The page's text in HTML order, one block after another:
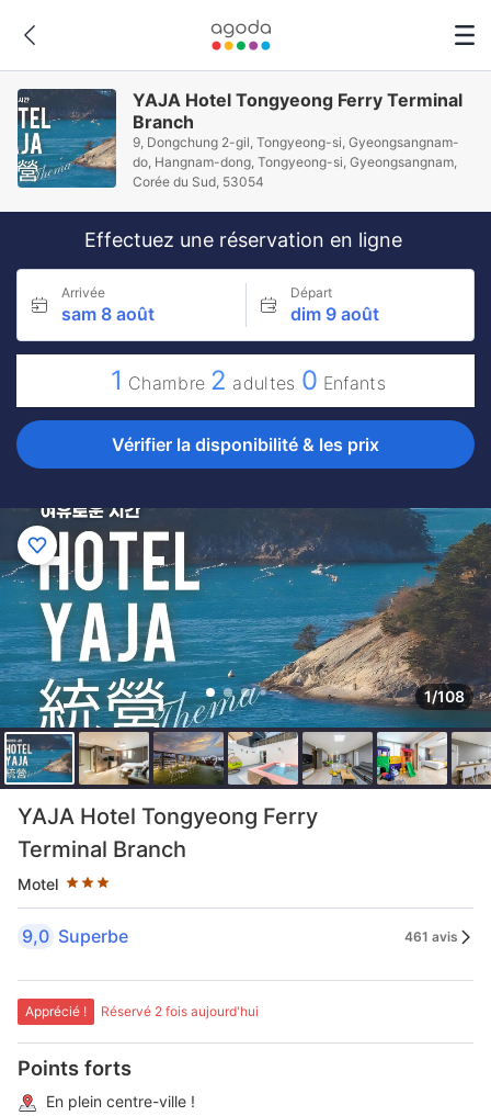
YAJA Hotel Tongyeong Ferry Terminal
Branch
9, Dongchung 2-gil, Tongyeong-si, Gyeongsangnam-
do, Hangnam-dong, Tongyeong-si, Gyeongsangnam,
Corée du Sud, 53054
Effectuez une réservation en ligne
Arrivée
sam 8 août
Départ
dim 9 août
1 Chambre 2 adultes 0 Enfants
Vérifier la disponibilité & les prix
1/108
YAJA Hotel Tongyeong Ferry
Terminal Branch
Motel
3 étoiles au classement par étoile
9,0 Superbe 461 avis
Apprécié ! Réservé 2 fois aujourd'hui
Points forts
En plein centre-ville !